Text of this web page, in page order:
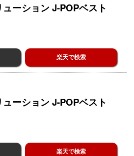
ーション J-POPベスト
楽天で検索
ーション J-POPベスト
楽天で検索